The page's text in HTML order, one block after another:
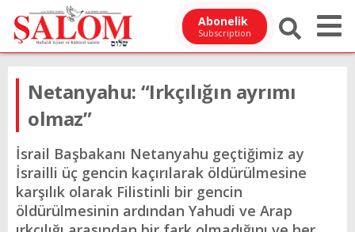
Abonelik
Subscription
Netanyahu: “Irkçılığın ayrımı
olmaz”
İsrail Başbakanı Netanyahu geçtiğimiz ay
İsrailli üç gencin kaçırılarak öldürülmesine
karşılık olarak Filistinli bir gencin
öldürülmesinin ardından Yahudi ve Arap